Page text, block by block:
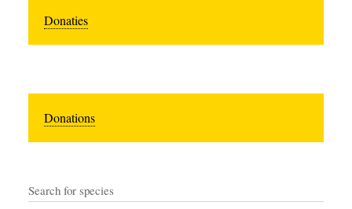
Donaties
Donations
Search for species